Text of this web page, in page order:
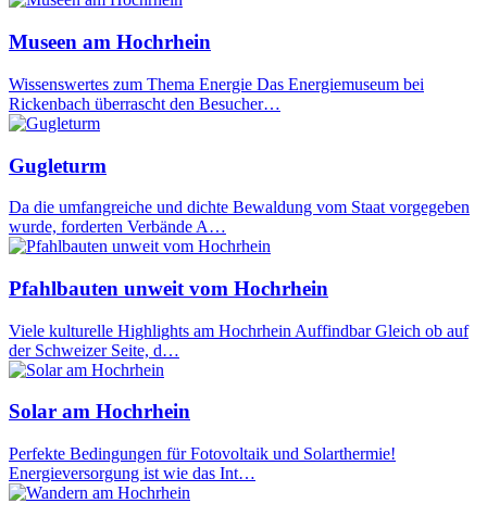
Museen am Hochrhein
Wissenswertes zum Thema Energie Das Energiemuseum bei
Rickenbach überrascht den Besucher…
Gugleturm
Da die umfangreiche und dichte Bewaldung vom Staat vorgegeben
wurde, forderten Verbände A…
Pfahlbauten unweit vom Hochrhein
Viele kulturelle Highlights am Hochrhein Auffindbar Gleich ob auf
der Schweizer Seite, d…
Solar am Hochrhein
Perfekte Bedingungen für Fotovoltaik und Solarthermie!
Energieversorgung ist wie das Int…